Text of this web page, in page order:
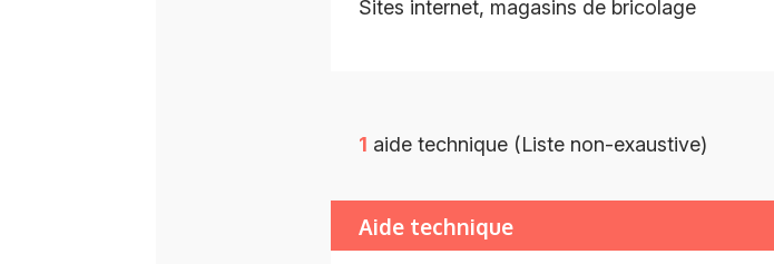
Sites internet, magasins de bricolage
1 aide technique (Liste non-exaustive)
Aide technique